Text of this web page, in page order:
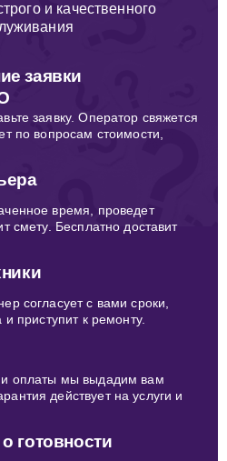
и качественного
заявки
заявку. Оператор свяжется
по вопросам стоимости,
время, проведет
смету. Бесплатно доставит
согласует с вами сроки,
приступит к ремонту.
оплаты мы выдадим вам
действует на услуги и
готовности